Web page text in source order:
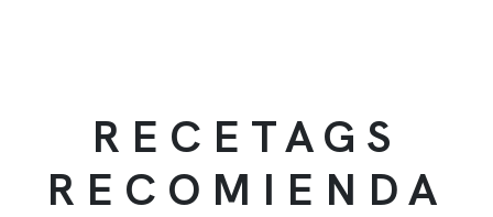
RECETAGS
RECOMIENDA